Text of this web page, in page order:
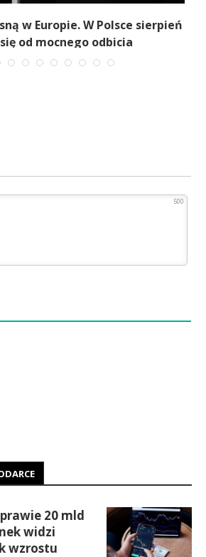
w Europie. W Polsce sierpień
się od mocnego odbicia
500
20 mld
widzi
wzrostu